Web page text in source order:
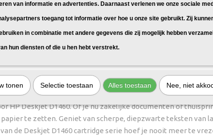
€ 29,95
D1460.
HP Deskjet D1460. Of je nu zakelijke documenten of
te zetten. Geniet van scherpe, diepzwarte teksten van
de Deskjet D1460 cartridge serie hoef je nooit meer te
van informatie en advertenties. Daarnaast verlenen we onze sociale
toegang tot informatie over hoe u onze site gebruikt. Zij
in combinatie met andere gegevens die zij mogelijk hebben
hun diensten of die u hen hebt verstrekt.
tonen Selectie toestaan Alles toestaan Nee, niet